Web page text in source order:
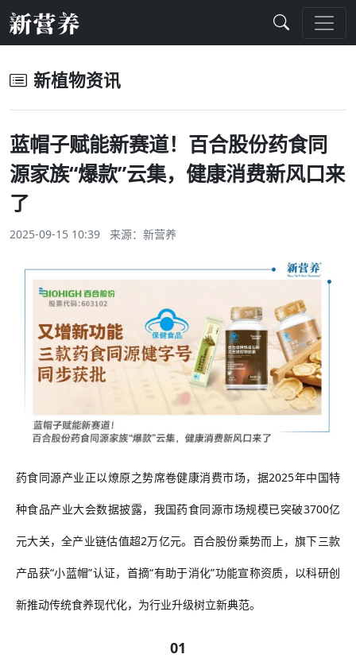
新植物资讯
蓝帽子赋能新赛道！百合股份药食同
源家族“爆款”云集，健康消费新风口来
了
2025-09-15 10:39 来源： 新营养
药食同源产业正以燎原之势席卷健康消费市场，据2025年中国特
种食品产业大会数据披露，我国药食同源市场规模已突破3700亿
元大关，全产业链估值超2万亿元。百合股份乘势而上，旗下三款
产品获“小蓝帽”认证，首摘“有助于消化”功能宣称资质，以科研创
新推动传统食养现代化，为行业升级树立新典范。
01